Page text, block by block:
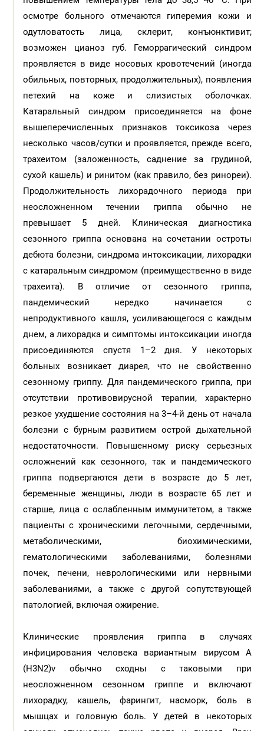
осмотре больного отмечаются гиперемия кожи и
одутловатость лица, склерит, конъюнктивит;
возможен цианоз губ. Геморрагический синдром
проявляется в виде носовых кровотечений (иногда
обильных, повторных, продолжительных), появления
петехий на коже и слизистых оболочках.
Катаральный синдром присоединяется на фоне
вышеперечисленных признаков токсикоза через
несколько часов/сутки и проявляется, прежде всего,
трахеитом (заложенность, саднение за грудиной,
сухой кашель) и ринитом (как правило, без ринореи).
Продолжительность лихорадочного периода при
неосложненном течении гриппа обычно не
превышает 5 дней. Клиническая диагностика
сезонного гриппа основана на сочетании остроты
дебюта болезни, синдрома интоксикации, лихорадки
с катаральным синдромом (преимущественно в виде
трахеита). В отличие от сезонного гриппа,
пандемический нередко начинается с
непродуктивного кашля, усиливающегося с каждым
днем, а лихорадка и симптомы интоксикации иногда
присоединяются спустя 1–2 дня. У некоторых
больных возникает диарея, что не свойственно
сезонному гриппу. Для пандемического гриппа, при
отсутствии противовирусной терапии, характерно
резкое ухудшение состояния на 3–4-й день от начала
болезни с бурным развитием острой дыхательной
недостаточности. Повышенному риску серьезных
осложнений как сезонного, так и пандемического
гриппа подвергаются дети в возрасте до 5 лет,
беременные женщины, люди в возрасте 65 лет и
старше, лица с ослабленным иммунитетом, а также
пациенты с хроническими легочными, сердечными,
метаболическими, биохимическими,
гематологическими заболеваниями, болезнями
почек, печени, неврологическими или нервными
заболеваниями, а также с другой сопутствующей
патологией, включая ожирение.
Клинические проявления гриппа в случаях
инфицирования человека вариантным вирусом А
(H3N2)v обычно сходны с таковыми при
неосложненном сезонном гриппе и включают
лихорадку, кашель, фарингит, насморк, боль в
мышцах и головную боль. У детей в некоторых